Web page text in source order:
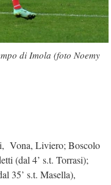
di Imola (foto Noemy
Vona, Liviero; Boscolo
(dal 4’ s.t. Torrasi);
35’ s.t. Masella),